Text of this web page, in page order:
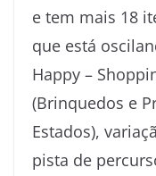
e tem mais 18
que está
Happy –
(Brinquedos e
Estados),
pista de